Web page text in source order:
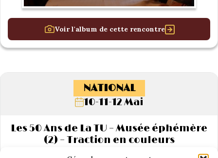
Voir l'album de cette rencontre
NATIONAL
10-11-12 Mai
Les 50 Ans de La TU – Musée éphémère
(2) – Traction en couleurs